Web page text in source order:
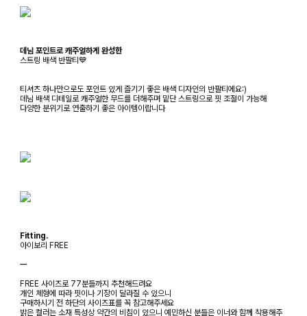
데님 포인트로 캐주얼하게 완성한
스트링 배색 반팔티💙
티셔츠 하나만으로도 포인트 있게 즐기기 좋은 배색 디자인의 반팔티에요:)
데님 배색 디테일로 캐주얼한 무드를 더해주며 밑단 스트링으로 핏 조절이 가능해
다양한 분위기로 연출하기 좋은 아이템이랍니다
Fitting.
아이보리 FREE
ㅡ
FREE 사이즈로 77분들까지 추천해드려요
개인 체형에 따라 핏이나 기장이 달라질 수 있으니
구매하시기 전 하단의 사이즈표를 꼭 참고해주세요
밝은 컬러는 소재 특성상 약간의 비침이 있으니 예민하신 분들은 이너와 함께 착용해주